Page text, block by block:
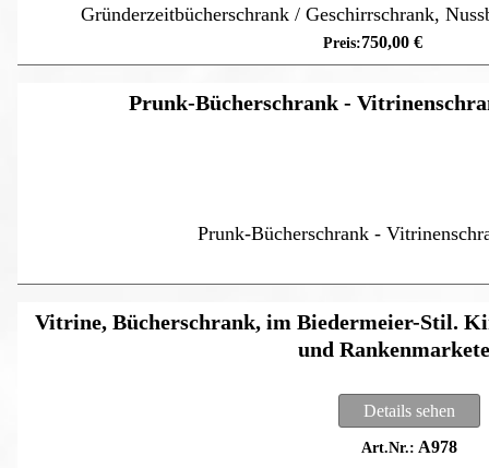
Gründerzeitbücherschrank / Geschirrschrank,
750,00 €
Prunk-Bücherschrank -
Prunk-Bücherschrank -
Vitrine, Bücherschrank, im Biedermeier-Stil.
und
Details sehen
A978